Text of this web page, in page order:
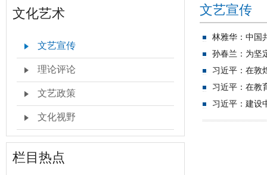
文化艺术
文艺宣传
理论评论
文艺政策
文化视野
栏目热点
文艺宣传
林雅华：中国
孙春兰：为坚
习近平：在敦
习近平：在教
习近平：建设